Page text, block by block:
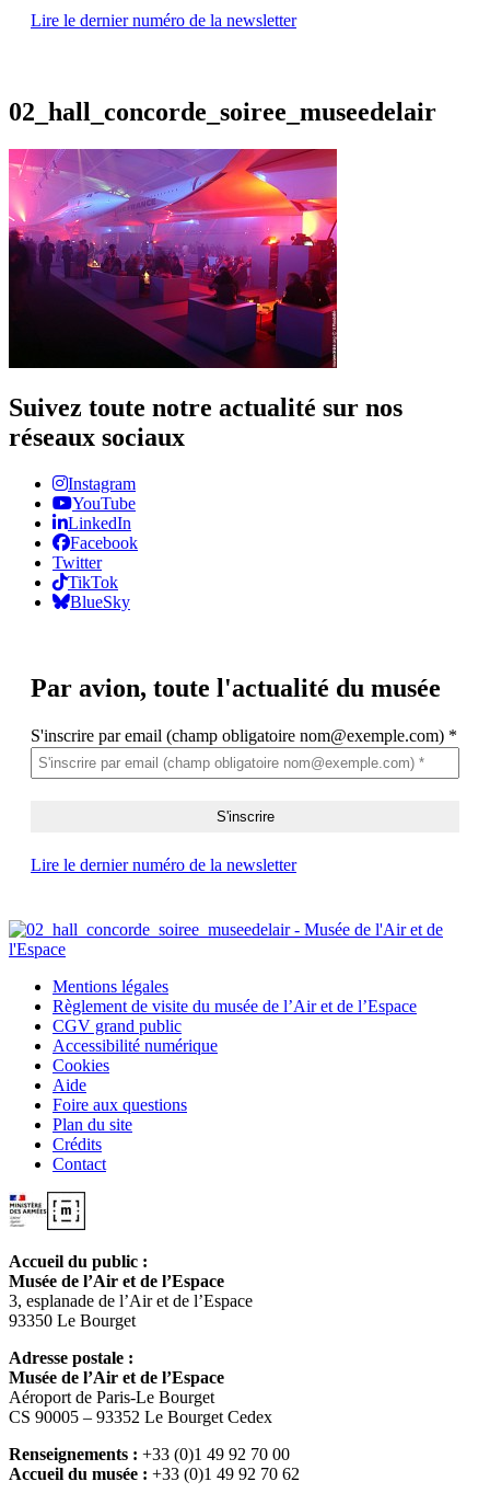
Lire le dernier numéro de la newsletter
02_hall_concorde_soiree_museedelair
Suivez toute notre actualité sur nos
réseaux sociaux
Instagram
YouTube
LinkedIn
Facebook
Twitter
TikTok
BlueSky
Par avion, toute l'actualité du musée
S'inscrire par email (champ obligatoire nom@exemple.com) *
Lire le dernier numéro de la newsletter
Mentions légales
Règlement de visite du musée de l’Air et de l’Espace
CGV grand public
Accessibilité numérique
Cookies
Aide
Foire aux questions
Plan du site
Crédits
Contact
Accueil du public :
Musée de l’Air et de l’Espace
3, esplanade de l’Air et de l’Espace
93350 Le Bourget
Adresse postale :
Musée de l’Air et de l’Espace
Aéroport de Paris-Le Bourget
CS 90005 – 93352 Le Bourget Cedex
Renseignements : +33 (0)1 49 92 70 00
Accueil du musée : +33 (0)1 49 92 70 62